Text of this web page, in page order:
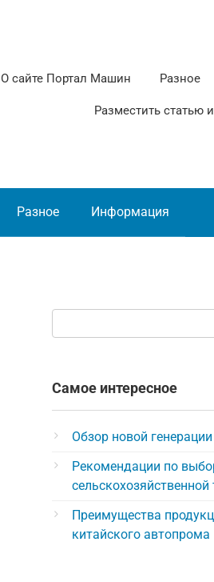
О сайте Портал Машин Разное
Разместить статью
Разное Информация
Самое интересное
Обзор новой
Рекомендации по
сельскохозяйственной
Преимущества
китайского автопрома